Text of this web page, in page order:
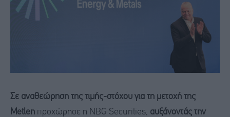
Σε αναθεώρηση της τιμής-στόχου για τη μετοχή της
Metlen προχώρησε η NBG Securities, αυξάνοντάς την